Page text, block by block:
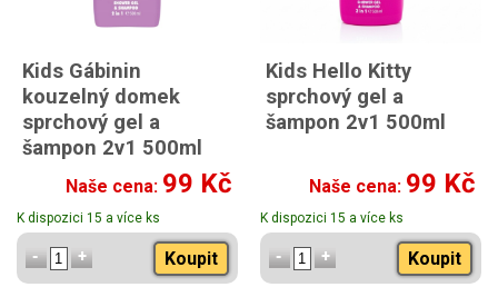
Kids Gábinin
kouzelný domek
sprchový gel a
šampon 2v1 500ml
Naše cena: 99 Kč
K dispozici 15 a více ks
Koupit
Kids Hello Kitty
sprchový gel a
šampon 2v1 500ml
Naše cena: 99 Kč
K dispozici 15 a více ks
Koupit